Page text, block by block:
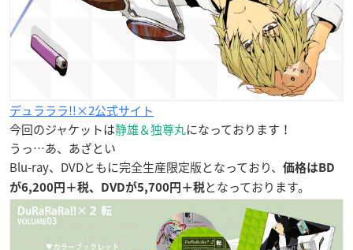
デュラララ!!×2公式サイト
今回のジャケットは静雄＆独尊丸になっております！
うっ…あ、あざとい
Blu-ray、DVDともに完全生産限定版となっており、
価格はBD
が6,200円＋税、DVDが5,700円＋税となっております。